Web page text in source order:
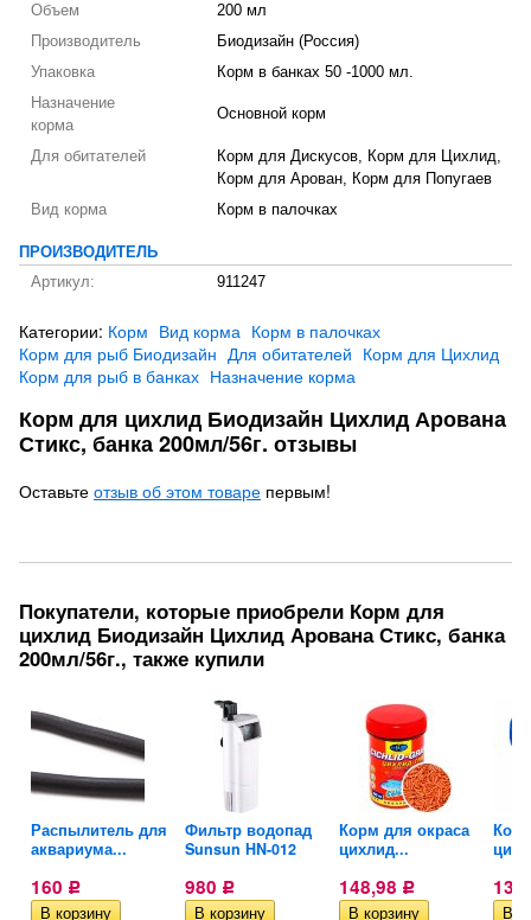
Объем
200 мл
Производитель
Биодизайн (Россия)
Упаковка
Корм в банках 50 -1000 мл.
Назначение
корма
Основной корм
Для обитателей
Корм для Дискусов, Корм для Цихлид,
Корм для Арован, Корм для Попугаев
Вид корма
Корм в палочках
ПРОИЗВОДИТЕЛЬ
Артикул:
911247
Категории: Корм Вид корма Корм в палочках
Корм для рыб Биодизайн Для обитателей Корм для Цихлид
Корм для рыб в банках Назначение корма
Корм для цихлид Биодизайн Цихлид Арована
Стикс, банка 200мл/56г. отзывы
Оставьте отзыв об этом товаре первым!
Покупатели, которые приобрели Корм для
цихлид Биодизайн Цихлид Арована Стикс, банка
200мл/56г., также купили
Распылитель для
аквариума...
160 Р
Фильтр водопад
Sunsun HN-012
980 Р
Корм для окраса
цихлид...
148,98 Р